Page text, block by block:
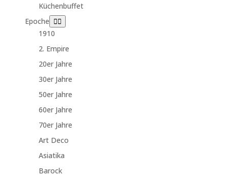
Küchenbuffet
Epoche
1910
2. Empire
20er Jahre
30er Jahre
50er Jahre
60er Jahre
70er Jahre
Art Deco
Asiatika
Barock